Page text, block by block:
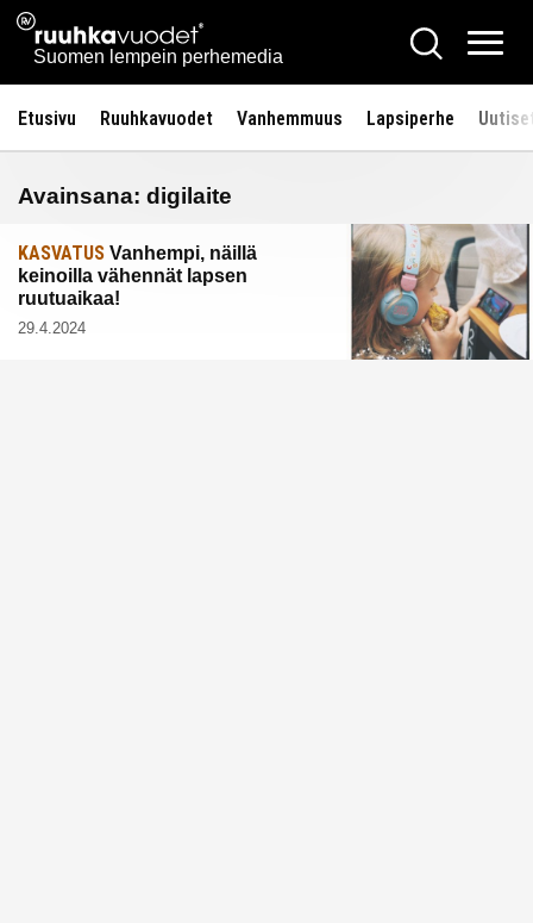
Siirry
sisältöön
Ruuhkavuodet.fi
Suomen lempein perhemedia
Hae
Etusivu Ruuhkavuodet Vanhemmuus Lapsiperhe
Avainsana: digilaite
KASVATUS Vanhempi, näillä
keinoilla vähennät lapsen
ruutuaikaa!
29.4.2024